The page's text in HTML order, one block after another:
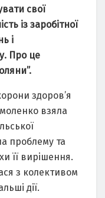
свої
із заробітної
і
Про це
здоров’я
взяла
проблему та
її вирішення.
з колективом
дії.